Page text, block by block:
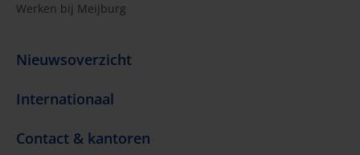
Werken bij Meijburg
Nieuwsoverzicht
Internationaal
Contact & kantoren